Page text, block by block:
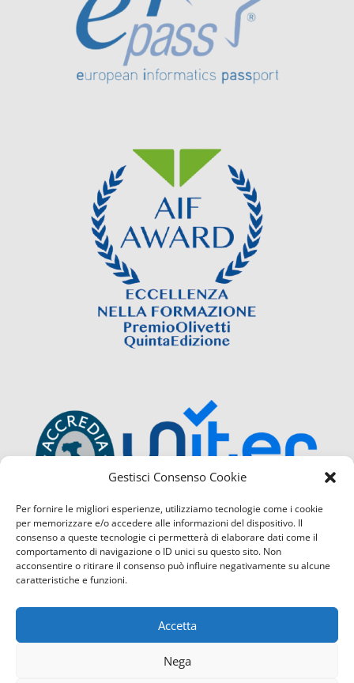
Gestisci Consenso Cookie
Per fornire le migliori esperienze, utilizziamo tecnologie come i cookie
per memorizzare e/o accedere alle informazioni del dispositivo. Il
consenso a queste tecnologie ci permetterà di elaborare dati come il
comportamento di navigazione o ID unici su questo sito. Non
acconsentire o ritirare il consenso può influire negativamente su alcune
caratteristiche e funzioni.
Accetta
Nega